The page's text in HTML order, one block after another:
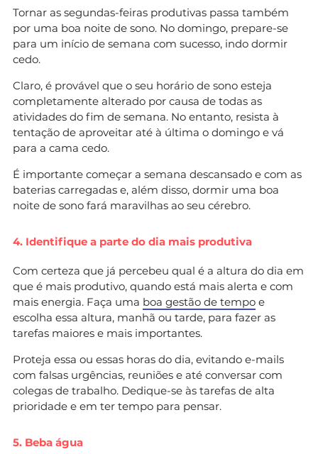
Tornar as segundas-feiras produtivas passa também
por uma boa noite de sono. No domingo, prepare-se
para um início de semana com sucesso, indo dormir
cedo.
Claro, é provável que o seu horário de sono esteja
completamente alterado por causa de todas as
atividades do fim de semana. No entanto, resista à
tentação de aproveitar até à última o domingo e vá
para a cama cedo.
É importante começar a semana descansado e com as
baterias carregadas e, além disso, dormir uma boa
noite de sono fará maravilhas ao seu cérebro.
4. Identifique a parte do dia mais produtiva
Com certeza que já percebeu qual é a altura do dia em
que é mais produtivo, quando está mais alerta e com
mais energia. Faça uma boa gestão de tempo e
escolha essa altura, manhã ou tarde, para fazer as
tarefas maiores e mais importantes.
Proteja essa ou essas horas do dia, evitando e-mails
com falsas urgências, reuniões e até conversar com
colegas de trabalho. Dedique-se às tarefas de alta
prioridade e em ter tempo para pensar.
5. Beba água